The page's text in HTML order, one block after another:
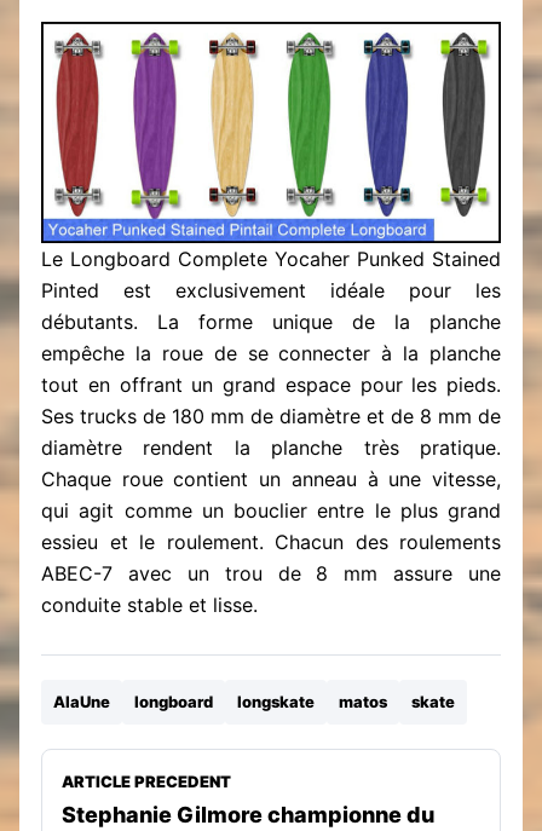
Le Longboard Complete Yocaher Punked Stained
Pinted est exclusivement idéale pour les
débutants. La forme unique de la planche
empêche la roue de se connecter à la planche
tout en offrant un grand espace pour les pieds.
Ses trucks de 180 mm de diamètre et de 8 mm de
diamètre rendent la planche très pratique.
Chaque roue contient un anneau à une vitesse,
qui agit comme un bouclier entre le plus grand
essieu et le roulement. Chacun des roulements
ABEC-7 avec un trou de 8 mm assure une
conduite stable et lisse.
AlaUne longboard longskate matos skate
ARTICLE PRECEDENT
Stephanie Gilmore championne du